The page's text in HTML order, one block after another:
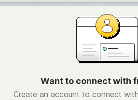
Want to connect with
Create an account to connect